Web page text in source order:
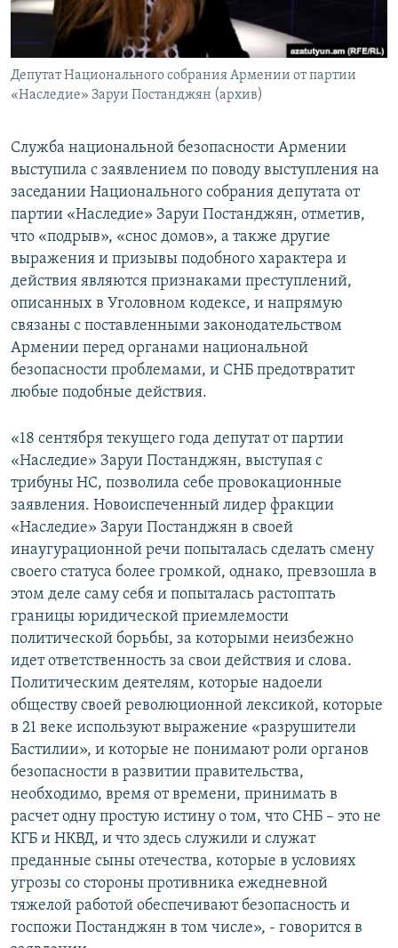
Հայերեն
English
Русский
Все сайты Радио Азатутюн
Депутат Национального собрания Армении от партии
«Наследие» Заруи Постанджян (архив)
Служба национальной безопасности Армении
выступила с заявлением по поводу выступления на
заседании Национального собрания депутата от
партии «Наследие» Заруи Постанджян, отметив,
что «подрыв», «снос домов», а также другие
выражения и призывы подобного характера и
действия являются признаками преступлений,
описанных в Уголовном кодексе, и напрямую
связаны с поставленными законодательством
Армении перед органами национальной
безопасности проблемами, и СНБ предотвратит
любые подобные действия.
«18 сентября текущего года депутат от партии
«Наследие» Заруи Постанджян, выступая с
трибуны НС, позволила себе провокационные
заявления. Новоиспеченный лидер фракции
«Наследие» Заруи Постанджян в своей
инаугурационной речи попыталась сделать смену
своего статуса более громкой, однако, превзошла в
этом деле саму себя и попыталась растоптать
границы юридической приемлемости
политической борьбы, за которыми неизбежно
идет ответственность за свои действия и слова.
Политическим деятелям, которые надоели
обществу своей революционной лексикой, которые
в 21 веке используют выражение «разрушители
Бастилии», и которые не понимают роли органов
безопасности в развитии правительства,
необходимо, время от времени, принимать в
расчет одну простую истину о том, что СНБ – это не
КГБ и НКВД, и что здесь служили и служат
преданные сыны отечества, которые в условиях
угрозы со стороны противника ежедневной
тяжелой работой обеспечивают безопасность и
госпожи Постанджян в том числе», - говорится в